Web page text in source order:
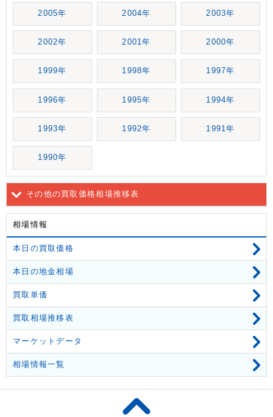
2005年 2004年 2003年
2002年 2001年 2000年
1999年 1998年 1997年
1996年 1995年 1994年
1993年 1992年 1991年
1990年
その他の買取価格相場推移表
相場情報
本日の買取価格
本日の地金相場
買取単価
買取相場推移表
マーケットデータ
相場情報一覧